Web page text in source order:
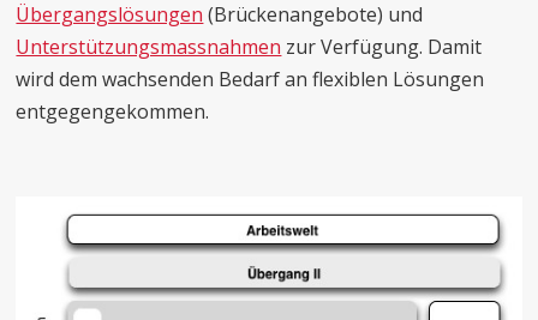
Übergangslösungen (Brückenangebote) und
Unterstützungsmassnahmen zur Verfügung. Damit
wird dem wachsenden Bedarf an flexiblen Lösungen
entgegengekommen.